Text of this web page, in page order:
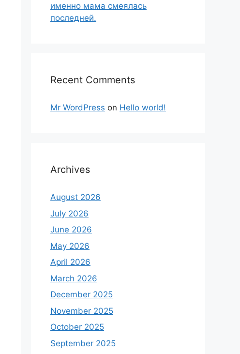
именно мама смеялась
последней.
Recent Comments
Mr WordPress on Hello world!
Archives
August 2026
July 2026
June 2026
May 2026
April 2026
March 2026
December 2025
November 2025
October 2025
September 2025